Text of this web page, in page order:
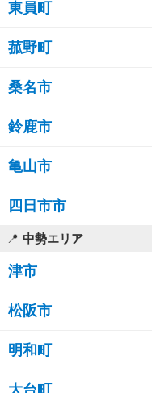
東員町
菰野町
桑名市
鈴鹿市
亀山市
四日市市
中勢エリア
津市
松阪市
明和町